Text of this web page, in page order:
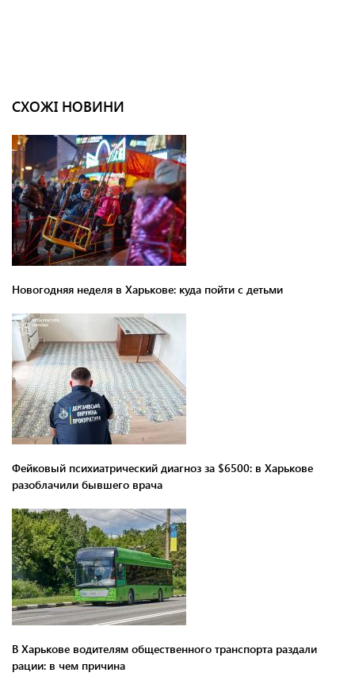
СХОЖІ НОВИНИ
Новогодняя неделя в Харькове: куда пойти с детьми
Фейковый психиатрический диагноз за $6500: в Харькове
разоблачили бывшего врача
В Харькове водителям общественного транспорта раздали
рации: в чем причина